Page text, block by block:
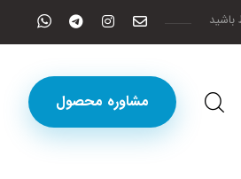
باشید
مشاوره محصول